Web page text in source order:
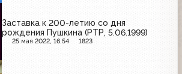
Заставка к 200-летию со дня
рождения Пушкина (РТР, 5.06.1999)
25 мая 2022, 16:54 1823